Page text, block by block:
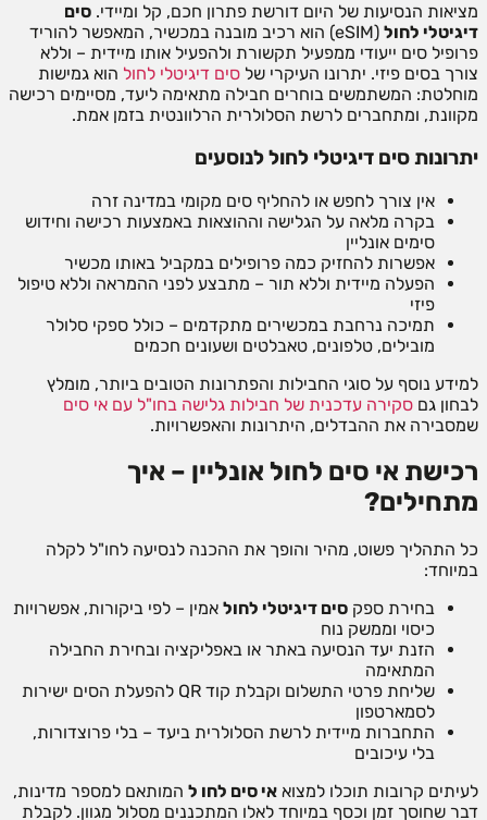
מציאות הנסיעות של היום דורשת פתרון חכם, קל ומיידי. סים
דיגיטלי לחול
(eSIM) הוא רכיב מובנה במכשיר, המאפשר להוריד
פרופיל סים ייעודי ממפעיל תקשורת ולהפעיל אותו מיידית – וללא
צורך בסים פיזי. יתרונו העיקרי של סים דיגיטלי לחול הוא גמישות
מוחלטת: המשתמשים בוחרים חבילה מתאימה ליעד, מסיימים רכישה
מקוונת, ומתחברים לרשת הסלולרית הרלוונטית בזמן אמת.
יתרונות סים דיגיטלי לחול לנוסעים
אין צורך לחפש או להחליף סים מקומי במדינה זרה
בקרה מלאה על הגלישה וההוצאות באמצעות רכישה וחידוש
סימים אונליין
אפשרות להחזיק כמה פרופילים במקביל באותו מכשיר
הפעלה מיידית וללא תור – מתבצע לפני ההמראה וללא טיפול
פיזי
תמיכה נרחבת במכשירים מתקדמים – כולל ספקי סלולר
מובילים, טלפונים, טאבלטים ושעונים חכמים
למידע נוסף על סוגי החבילות והפתרונות הטובים ביותר, מומלץ
לבחון גם סקירה עדכנית של חבילות גלישה בחו"ל עם אי סים
שמסבירה את ההבדלים, היתרונות והאפשרויות.
רכישת אי סים לחול אונליין – איך
מתחילים?
כל התהליך פשוט, מהיר והופך את ההכנה לנסיעה לחו"ל לקלה
במיוחד:
בחירת ספק סים דיגיטלי לחול אמין – לפי ביקורות, אפשרויות
כיסוי וממשק נוח
הזנת יעד הנסיעה באתר או באפליקציה ובחירת החבילה
המתאימה
שליחת פרטי התשלום וקבלת קוד QR להפעלת הסים ישירות
לסמארטפון
התחברות מיידית לרשת הסלולרית ביעד – בלי פרוצדורות,
בלי עיכובים
לעיתים קרובות תוכלו למצוא אי סים לחו ל המותאם למספר מדינות,
דבר שחוסך זמן וכסף במיוחד לאלו המתכננים מסלול מגוון. לקבלת